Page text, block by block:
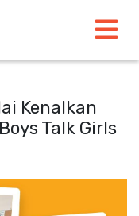
Kenalkan
Talk Girls